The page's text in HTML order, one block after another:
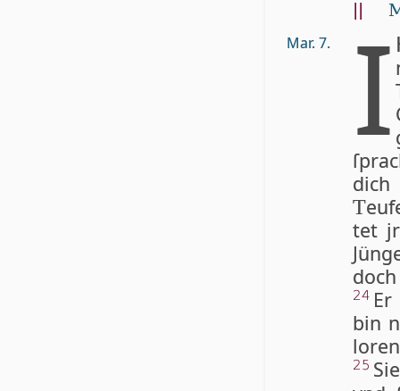
Mar. 7. I
T
tet
24
bin
25